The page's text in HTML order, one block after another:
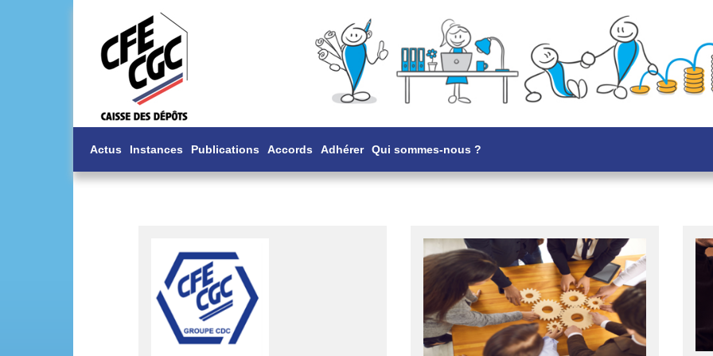
Actus Instances Publications Accords Adhérer Qui sommes-nous ?